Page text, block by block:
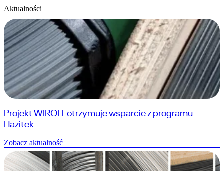
Aktualności
Projekt WIROLL otrzymuje wsparcie z programu
Hazitek
Zobacz aktualność